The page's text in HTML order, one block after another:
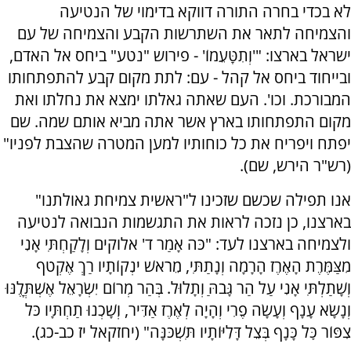
לא בכדי בחרה התורה דווקא בדימוי של הנטיעה
והצמיחה לתאר את השתרשות הקבע והצמיחה של עם
ישראל בארצו: "'וְתִטָּעֵמוֹ' - פירוש "נטע" ביחס אל האדם,
ובייחוד ביחס אל קהל - עם: לתת מקום קבע להתפתחותו
המבורכת. וכו'. העם שאתה גאלתו ימצא את נחלתו ואת
מקום התפתחותו בארץ אשר אתה מביא אותם שמה. שם
יפתח ויפריח את כל כוחותיו למען המטרה שהצבת לפניו"
(רש"ר הירש, שם).
אנו תפילה שכשם שזכינו ל"ראשית צמיחת גאולתנו"
בארצנו, כן נזכה לראות את התגשמות הנבואה לנטיעה
ולצמיחה בארצנו לעד: "כֹּה אָמַר ד' אלוקים וְלָקַחְתִּי אָנִי
מִצַּמֶּרֶת הָאֶרֶז הָרָמָה וְנָתַתִּי, מֵרֹאשׁ יֹנְקוֹתָיו רַךְ אֶקְטֹף
וְשָׁתַלְתִּי אָנִי עַל הַר גָּבֹהַּ וְתָלוּל. בְּהַר מְרוֹם יִשְׂרָאֵל אֶשְׁתֳּלֶנּוּ
וְנָשָׂא עָנָף וְעָשָׂה פֶרִי וְהָיָה לְאֶרֶז אַדִּיר, וְשָׁכְנוּ תַחְתָּיו כֹּל
צִפּוֹר כׇּל כָּנָף בְּצֵל דָּלִיּוֹתָיו תִּשְׁכֹּנָּה" (יחזקאל יז כב-כג).